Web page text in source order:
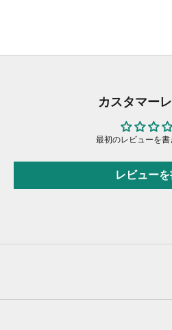
カスタマー
最初のレビューを書
レビューを